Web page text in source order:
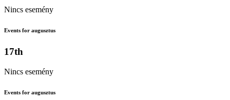
Nincs esemény
Events for augusztus
17th
Nincs esemény
Events for augusztus